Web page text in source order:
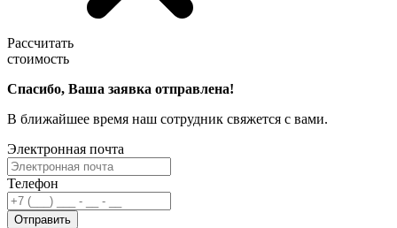
Рассчитать
стоимость
Спасибо, Ваша заявка отправлена!
В ближайшее время наш сотрудник свяжется с вами.
Электронная почта
Телефон
Отправить